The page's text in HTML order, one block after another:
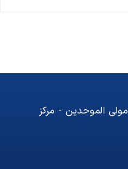
الموحدین - مرکز